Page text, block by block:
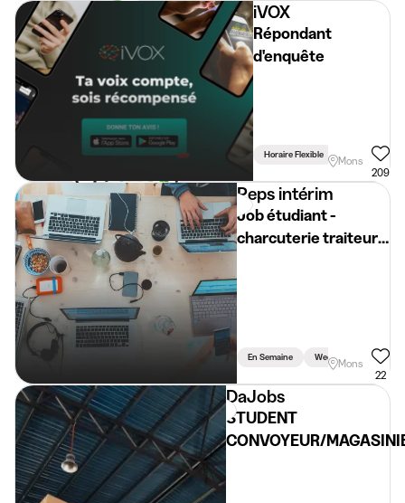
iVOX
Répondant
d'enquête
Horaire Flexible
Mons
209
Peps intérim
Job étudiant -
charcuterie traiteur -
En Semaine WeekendMons
22
DaJobs
STUDENT
CONVOYEUR/